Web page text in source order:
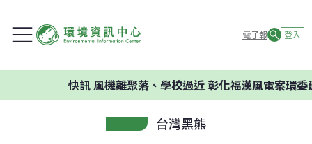
電子報 登入
風機離聚落、學校過近 彰化福漢風電案環委建議
台灣黑熊